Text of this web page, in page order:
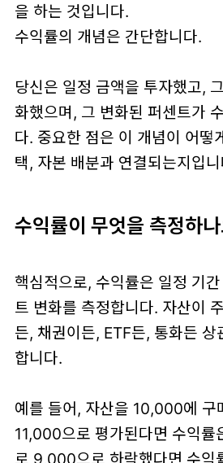
을 하는 것입니다.
수익률의 개념은 간단합니다.
당신은 일정 금액을 투자했고,
화했으며, 그 변화된 퍼센트가
다. 중요한 점은 이 개념이 어떻
택, 자본 배분과 연결되는지입
수익률이 무엇을 측정하
핵심적으로, 수익률은 일정 기
트 변화를 측정합니다. 자산이
든, 채권이든, ETF든, 통화든 상
합니다.
예를 들어, 자산을 10,000에 구
11,000으로 평가된다면 수익률
로 9,000으로 하락했다면 수익